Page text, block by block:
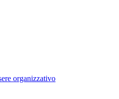
organizzativo